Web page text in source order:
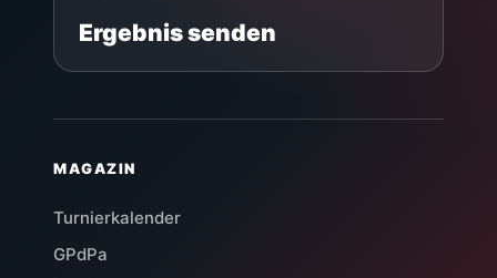
Ergebnis senden
MAGAZIN
Turnierkalender
GPdPa